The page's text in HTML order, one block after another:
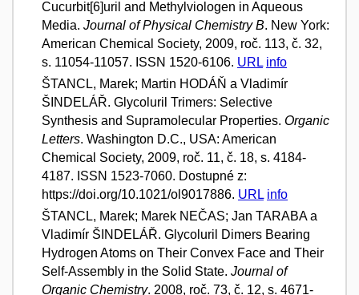
Cucurbit[6]uril and Methylviologen in Aqueous
Media. Journal of Physical Chemistry B. New York:
American Chemical Society, 2009, roč. 113, č. 32,
s. 11054-11057. ISSN 1520-6106. URL info
ŠTANCL, Marek; Martin HODÁŇ a Vladimír
ŠINDELÁŘ. Glycoluril Trimers: Selective
Synthesis and Supramolecular Properties. Organic
Letters. Washington D.C., USA: American
Chemical Society, 2009, roč. 11, č. 18, s. 4184-
4187. ISSN 1523-7060. Dostupné z:
https://doi.org/10.1021/ol9017886. URL info
ŠTANCL, Marek; Marek NEČAS; Jan TARABA a
Vladimír ŠINDELÁŘ. Glycoluril Dimers Bearing
Hydrogen Atoms on Their Convex Face and Their
Self-Assembly in the Solid State. Journal of
Organic Chemistry. 2008, roč. 73, č. 12, s. 4671-